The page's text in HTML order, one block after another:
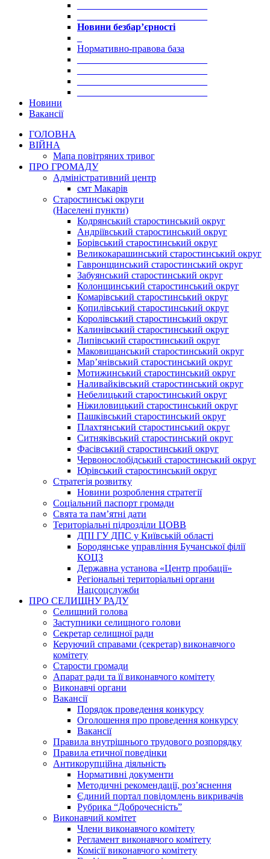
Новини безбар’єрності
Нормативно-правова база
Новини
Вакансії
ГОЛОВНА
ВІЙНА
Мапа повітряних тривог
ПРО ГРОМАДУ
Aдміністративний центр
смт Макарів
Старостинські округи
(Населені пункти)
Кодрянський старостинський округ
Андріївський старостинський округ
Борівський старостинський округ
Великокарашинський старостинський округ
Гавронщинський старостинський округ
Забуянський старостинський округ
Колонщинський старостинський округ
Комарівський старостинський округ
Копилівський старостинський округ
Королівський старостинський округ
Калинівський старостинський округ
Липівський старостинський округ
Маковищанський старостинський округ
Мар’янівський старостинський округ
Мотижинський старостинський округ
Наливайківський старостинський округ
Небелицький старостинський округ
Ніжиловицький старостинський округ
Пашківський старостинський округ
Плахтянський старостинський округ
Ситняківський старостинський округ
Фасівський старостинський округ
Червонослобідський старостинський округ
Юрівський старостинський округ
Стратегія розвитку
Новини розроблення стратегії
Соціальний паспорт громади
Свята та пам’ятні дати
Територіальні підрозділи ЦОВВ
ДПІ ГУ ДПС у Київській області
Бородянське управління Бучанської філії
КОЦЗ
Державна установа «Центр пробації»
Регіональні територіальні органи
Нацсоцслужби
ПРО СЕЛИЩНУ РАДУ
Селищний голова
Заступники селищного голови
Секретар селищної ради
Керуючий справами (секретар) виконавчого
комітету
Старости громади
Апарат ради та її виконавчого комітету
Виконавчі органи
Вакансії
Порядок проведення конкурсу
Оголошення про проведення конкурсу
Вакансії
Правила внутрішнього трудового розпорядку
Правила етичної поведінки
Антикорупційна діяльність
Нормативні документи
Методичні рекомендації, роз’яснення
Єдиний портал повідомлень викривачів
Рубрика “Доброчесність”
Виконавчий комітет
Члени виконавчого комітету
Регламент виконавчого комітету
Комісії виконавчого комітету